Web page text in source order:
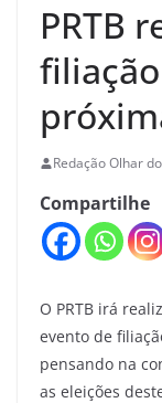
PRTB
Redação Olhar
Compartilhe
O PRTB irá
evento de
pensando na
as eleições